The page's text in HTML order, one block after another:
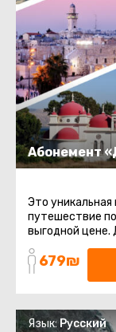
Абонемент
Это
путешествие
выгодной цене. Даный абонемент предназначен для
679₪
Язык:Русский